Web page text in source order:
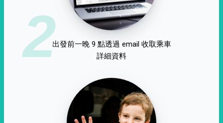
2出發前一晚 9 點透過 email 收取乘車
詳細資料